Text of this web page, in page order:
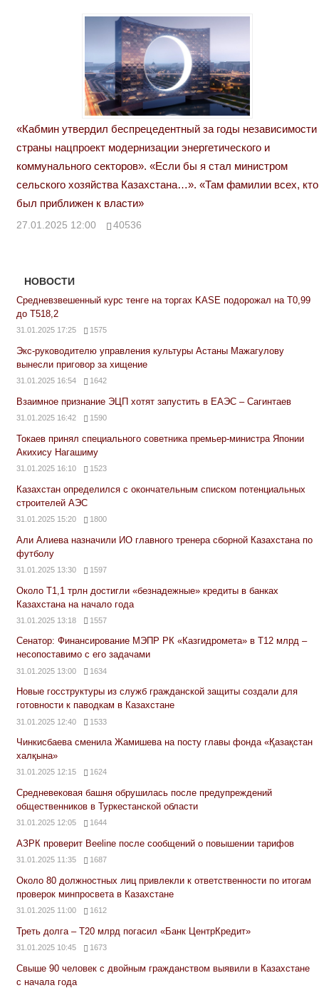
«Кабмин утвердил беспрецедентный за годы независимости
страны нацпроект модернизации энергетического и
коммунального секторов». «Если бы я стал министром
сельского хозяйства Казахстана…». «Там фамилии всех, кто
был приближен к власти»
27.01.2025 12:00 40536
НОВОСТИ
Средневзвешенный курс тенге на торгах KASE подорожал на Т0,99
до Т518,2
31.01.2025 17:25 1575
Экс-руководителю управления культуры Астаны Мажагулову
вынесли приговор за хищение
31.01.2025 16:54 1642
Взаимное признание ЭЦП хотят запустить в ЕАЭС – Сагинтаев
31.01.2025 16:42 1590
Токаев принял специального советника премьер-министра Японии
Акихису Нагашиму
31.01.2025 16:10 1523
Казахстан определился с окончательным списком потенциальных
строителей АЭС
31.01.2025 15:20 1800
Али Алиева назначили ИО главного тренера сборной Казахстана по
футболу
31.01.2025 13:30 1597
Около Т1,1 трлн достигли «безнадежные» кредиты в банках
Казахстана на начало года
31.01.2025 13:18 1557
Сенатор: Финансирование МЭПР РК «Казгидромета» в Т12 млрд –
несопоставимо с его задачами
31.01.2025 13:00 1634
Новые госструктуры из служб гражданской защиты создали для
готовности к паводкам в Казахстане
31.01.2025 12:40 1533
Чинкисбаева сменила Жамишева на посту главы фонда «Қазақстан
халқына»
31.01.2025 12:15 1624
Средневековая башня обрушилась после предупреждений
общественников в Туркестанской области
31.01.2025 12:05 1644
АЗРК проверит Beeline после сообщений о повышении тарифов
31.01.2025 11:35 1687
Около 80 должностных лиц привлекли к ответственности по итогам
проверок минпросвета в Казахстане
31.01.2025 11:00 1612
Треть долга – Т20 млрд погасил «Банк ЦентрКредит»
31.01.2025 10:45 1673
Свыше 90 человек с двойным гражданством выявили в Казахстане
с начала года